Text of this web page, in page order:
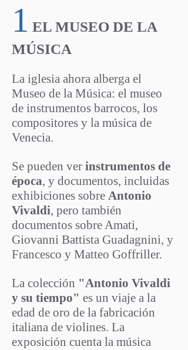
1 EL MUSEO DE LA
MÚSICA
La iglesia ahora alberga el
Museo de la Música: el museo
de instrumentos barrocos, los
compositores y la música de
Venecia.
Se pueden ver instrumentos de
época, y documentos, incluidas
exhibiciones sobre Antonio
Vivaldi, pero también
documentos sobre Amati,
Giovanni Battista Guadagnini, y
Francesco y Matteo Goffriller.
La colección "Antonio Vivaldi
y su tiempo" es un viaje a la
edad de oro de la fabricación
italiana de violines. La
exposición cuenta la música